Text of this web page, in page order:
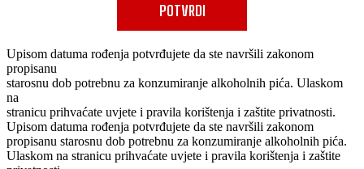
POTVRDI
Upisom datuma rođenja potvrđujete da ste navršili zakonom
propisanu
starosnu dob potrebnu za konzumiranje alkoholnih pića. Ulaskom
na
stranicu prihvaćate uvjete i pravila korištenja i zaštite privatnosti.
Upisom datuma rođenja potvrđujete da ste navršili zakonom
propisanu starosnu dob potrebnu za konzumiranje alkoholnih pića.
Ulaskom na stranicu prihvaćate uvjete i pravila korištenja i zaštite